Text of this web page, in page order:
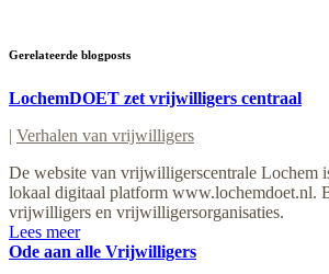
Gerelateerde blogposts
LochemDOET zet vrijwilligers centraal
| Verhalen van vrijwilligers
De website van vrijwilligerscentrale Lochem
lokaal digitaal platform www.lochemdoet.nl.
vrijwilligers en vrijwilligersorganisaties.
Lees meer
Ode aan alle Vrijwilligers